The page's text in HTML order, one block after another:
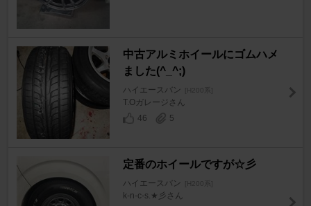
中古アルミホイールにゴムハメ
ました(^_^;)
ハイエースバン [H200系]
T.Oガレージさん
46
5
定番のホイールですが☆彡
ハイエースバン [H200系]
k-n-c-s.★彡さん